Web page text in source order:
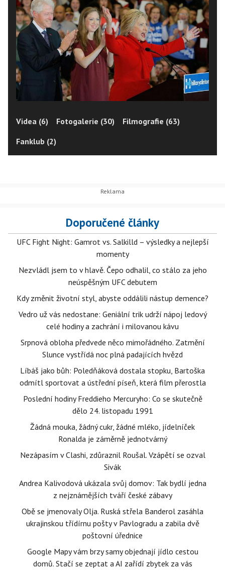
Videa (6) Fotogalerie (30)
Filmografie (63)
Fanklub (2)
Doporučené články
UFC Fight Night: Gamrot vs. Salkilld – výsledky a nejlepší
momenty
Nezvládl jsem to v hlavě. Čepo odhalil, co stálo za jeho
neúspěšným UFC debutem
Kdy změnit životní styl, abyste oddálili nástup demence?
Vedro už vás nedostane: Geniální trik udrží nápoj ledový
celé hodiny a zachrání i milovanou kávu
Srpnová obloha předvede něco mimořádného. Zatmění
Slunce vystřídá noc plná padajících hvězd
Líbáš jako bůh: Poledňáková dostala stopku, Bartoška
odmítl sportovat a ústřední píseň, která film přerostla
Poslední hodiny Freddieho Mercuryho: Co se skutečně
dělo 24. listopadu 1991
Žádná mouka, žádný cukr, žádné mléko, jídelníček
Ronalda je záměrně jednotvárný
Nezápasím v Clashi, zdůraznil Roušal. Vzápětí se ozval
Sivák
Andrea Kalivodová ukázala svůj domov: Tak bydlí jedna
z nejznámějších tváří české zábavy
Obě se jmenovaly Olja. Ruská střela Banderol zasáhla
ukrajinskou třídírnu pošty v Pavlogradu a zabila dvě
poštovní úřednice
Google Mapy vám brzy samy objednají jídlo cestou
domů. Stačí se zeptat a AI zařídí zbytek za vás